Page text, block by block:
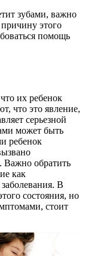
зубами, важно
этого
помощь
их ребенок
что это явление,
серьезной
может быть
ребенок
Важно обратить
как
В
состояния, но
стоит